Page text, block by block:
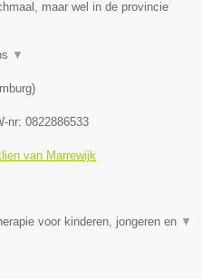
maar wel in de provincie
▼
)
nr: 0822886533
van Marrewijk
voor kinderen, jongeren en ▼